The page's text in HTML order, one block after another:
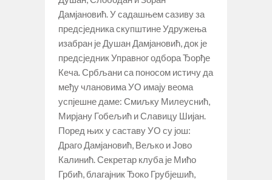
Дамјановић. У садашњем сазиву за
предсједника скупштине Удружења
изабран је Душан Дамјановић, док је
предсједник Управног одбора Ђорђе
Кеча. Србљани са поносом истичу да
међу члановима УО имају веома
успјешне даме: Смиљку Милеуснић,
Мирјану Гобељић и Славицу Шијан.
Поред њих у саставу УО су још:
Драго Дамјановић, Вељко и Јово
Калинић. Секретар клуба је Мићо
Грбић, благајник Ђоко Грубјешић,